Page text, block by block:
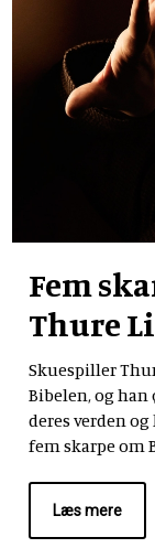
Fem
Thure
Skuespiller
Bibelen, og han
deres verden
fem skarpe om
Læs mere